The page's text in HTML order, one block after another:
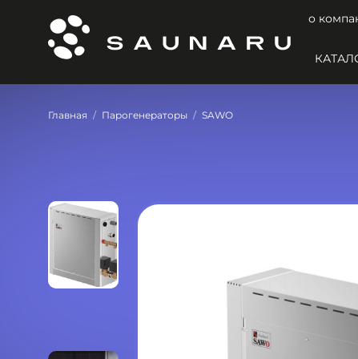
о
Главная Парогенераторы SAWO